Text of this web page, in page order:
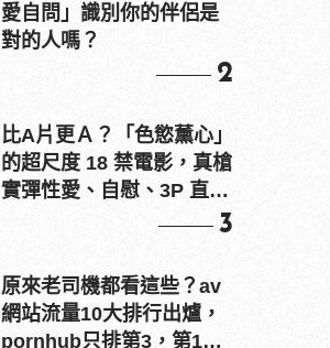
愛自問」識別你的伴侶是
對的人嗎？
2
比A片更Ａ？「色慾薰心」
的超尺度 18 禁電影，真槍
實彈性愛、自慰、3P 直接
3
原來老司機都看這些？av
網站流量10大排行出爐，
pornhub只排第3，第1名